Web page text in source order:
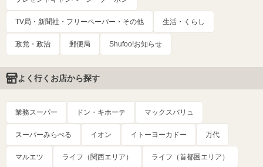
TV局・新聞社・フリーペーパー・その他 生活・くらし
政党・政治 郵便局 Shufoo!お知らせ
よく行くお店から探す
業務スーパー ドン・キホーテ マックスバリュ
スーパーみらべる イオン イトーヨーカドー 万代
マルエツ ライフ（関西エリア） ライフ（首都圏エリア）